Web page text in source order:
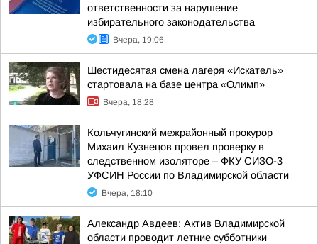
ответственности за нарушение
избирательного законодательства
Вчера, 19:06
Шестидесятая смена лагеря «Искатель»
стартовала на базе центра «Олимп»
Вчера, 18:28
Кольчугинский межрайонный прокурор
Михаил Кузнецов провел проверку в
следственном изоляторе – ФКУ СИЗО-3
УФСИН России по Владимирской области
Вчера, 18:10
Александр Авдеев: Актив Владимирской
области проводит летние субботники